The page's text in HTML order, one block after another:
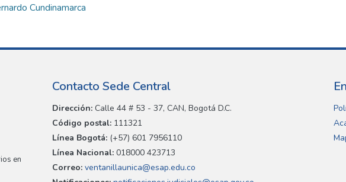
Cundinamarca
en
Contacto Sede Central
Dirección: Calle 44 # 53 - 37, CAN, Bogotá D.C.
Código postal: 111321
Línea Bogotá: (+57) 601 7956110
Línea Nacional: 018000 423713
Correo: ventanillaunica@esap.edu.co